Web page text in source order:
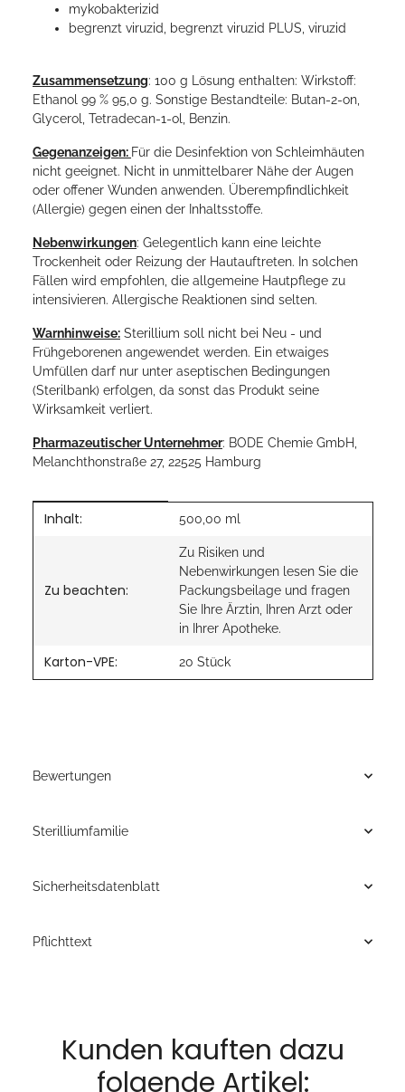
mykobakterizid
begrenzt viruzid, begrenzt viruzid PLUS, viruzid
Zusammensetzung: 100 g Lösung enthalten: Wirkstoff:
Ethanol 99 % 95,0 g. Sonstige Bestandteile: Butan-2-on,
Glycerol, Tetradecan-1-ol, Benzin.
Gegenanzeigen: Für die Desinfektion von Schleimhäuten
nicht geeignet. Nicht in unmittelbarer Nähe der Augen
oder offener Wunden anwenden. Überempfindlichkeit
(Allergie) gegen einen der Inhaltsstoffe.
Nebenwirkungen: Gelegentlich kann eine leichte
Trockenheit oder Reizung der Hautauftreten. In solchen
Fällen wird empfohlen, die allgemeine Hautpflege zu
intensivieren. Allergische Reaktionen sind selten.
Warnhinweise: Sterillium soll nicht bei Neu - und
Frühgeborenen angewendet werden. Ein etwaiges
Umfüllen darf nur unter aseptischen Bedingungen
(Sterilbank) erfolgen, da sonst das Produkt seine
Wirksamkeit verliert.
Pharmazeutischer Unternehmer: BODE Chemie GmbH,
Melanchthonstraße 27, 22525 Hamburg
Produkteigenschaft
Wert
Inhalt: 500,00 ml
Zu beachten:
Zu Risiken und
Nebenwirkungen lesen Sie die
Packungsbeilage und fragen
Sie Ihre Ärztin, Ihren Arzt oder
in Ihrer Apotheke.
Karton-VPE: 20 Stück
Bewertungen
Sterilliumfamilie
Sicherheitsdatenblatt
Pflichttext
Kunden kauften dazu
folgende Artikel: